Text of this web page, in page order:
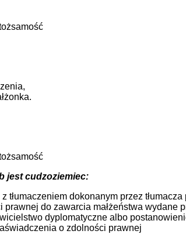
jest cudzoziemiec:
tłumaczeniem dokonanym przez tłumacza
do zawarcia małżeństwa wydane
dyplomatyczne albo
o zdolności prawnej